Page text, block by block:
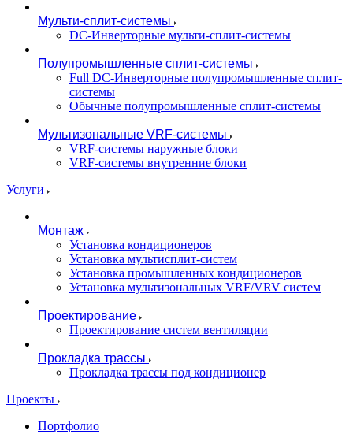
Мульти-сплит-системы
DC-Инверторные мульти-сплит-системы
Полупромышленные сплит-системы
Full DC-Инверторные полупромышленные сплит-
системы
Обычные полупромышленные сплит-системы
Мультизональные VRF-системы
VRF-системы наружные блоки
VRF-системы внутренние блоки
Услуги
Монтаж
Установка кондиционеров
Установка мультисплит-систем
Установка промышленных кондиционеров
Установка мультизональных VRF/VRV систем
Проектирование
Проектирование систем вентиляции
Прокладка трассы
Прокладка трассы под кондиционер
Проекты
Портфолио